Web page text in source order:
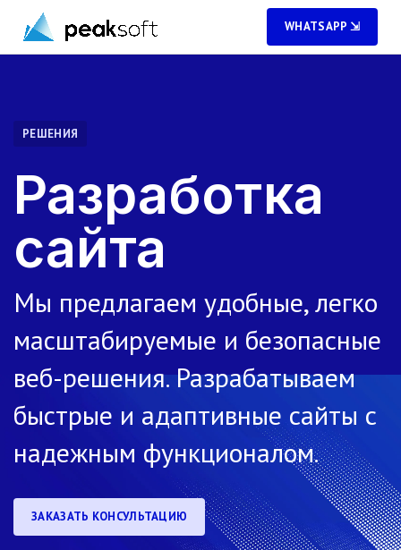
WHATSAPP ⇲
РЕШЕНИЯ
Разработка
сайта
Мы предлагаем удобные, легко
масштабируемые и безопасные
веб-решения. Разрабатываем
быстрые и адаптивные сайты с
надежным функционалом.
ЗАКАЗАТЬ КОНСУЛЬТАЦИЮ